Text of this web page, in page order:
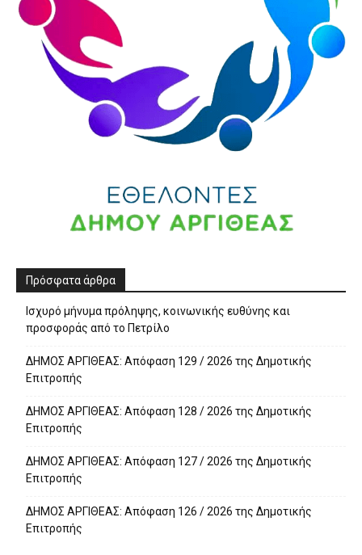
Πρόσφατα άρθρα
Ισχυρό μήνυμα πρόληψης, κοινωνικής ευθύνης και
προσφοράς από το Πετρίλο
ΔΗΜΟΣ ΑΡΓΙΘΕΑΣ: Απόφαση 129 / 2026 της Δημοτικής
Επιτροπής
ΔΗΜΟΣ ΑΡΓΙΘΕΑΣ: Απόφαση 128 / 2026 της Δημοτικής
Επιτροπής
ΔΗΜΟΣ ΑΡΓΙΘΕΑΣ: Απόφαση 127 / 2026 της Δημοτικής
Επιτροπής
ΔΗΜΟΣ ΑΡΓΙΘΕΑΣ: Απόφαση 126 / 2026 της Δημοτικής
Επιτροπής